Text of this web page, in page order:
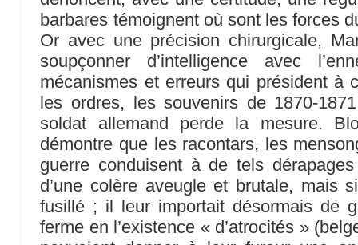
barbares témoignent où sont les forces
Or avec une précision chirurgicale,
soupçonner d’intelligence avec
mécanismes et erreurs qui président à
les ordres, les souvenirs de 1870-
soldat allemand perde la mesure.
démontre que les racontars, les
guerre conduisent à de tels
d’une colère aveugle et brutale, mais
fusillé ; il leur importait désormais de
ferme en l’existence « d’atrocités »